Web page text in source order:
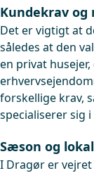
Kundekrav og
Det er vigtigt at
således at den
en privat
forskellige krav,
specialiserer sig
Sæson og
I Dragør er